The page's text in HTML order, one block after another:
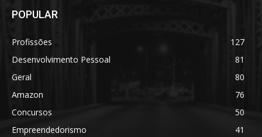
POPULAR
Profissões
127
Desenvolvimento Pessoal
81
Geral
80
Amazon
76
Concursos
50
Empreendedorismo
41